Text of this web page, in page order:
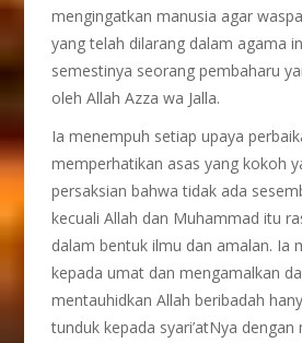
mengingatkan manusia agar
yang telah dilarang dalam agama
semestinya seorang pembaharu
oleh Allah Azza wa Jalla.
Ia menempuh setiap upaya
memperhatikan asas yang kokoh
persaksian bahwa tidak ada
kecuali Allah dan Muhammad itu
dalam bentuk ilmu dan amalan. Ia
kepada umat dan mengamalkan
mentauhidkan Allah beribadah
tunduk kepada syari’atNya